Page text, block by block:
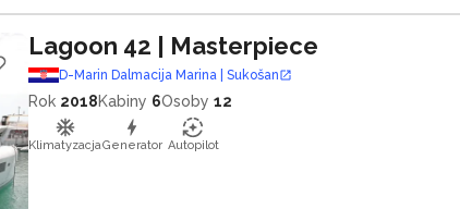
Lagoon 42 | Masterpiece
D-Marin Dalmacija Marina | Sukošan
Rok 2018Kabiny 6Osoby 12
KlimatyzacjaGenerator Autopilot